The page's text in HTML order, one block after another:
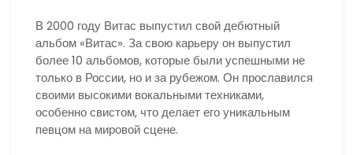
В 2000 году Витас выпустил свой дебютный
альбом «Витас». За свою карьеру он выпустил
более 10 альбомов, которые были успешными не
только в России, но и за рубежом. Он прославился
своими высокими вокальными техниками,
особенно свистом, что делает его уникальным
певцом на мировой сцене.